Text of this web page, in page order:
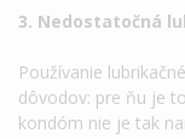
3. Nedostatočná
Používanie
dôvodov: pre ňu je
kondóm nie je tak